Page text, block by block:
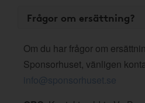
Frågor om ersättning?
Om du har frågor om
Sponsorhuset, vänligen
info@sponsorhuset.se